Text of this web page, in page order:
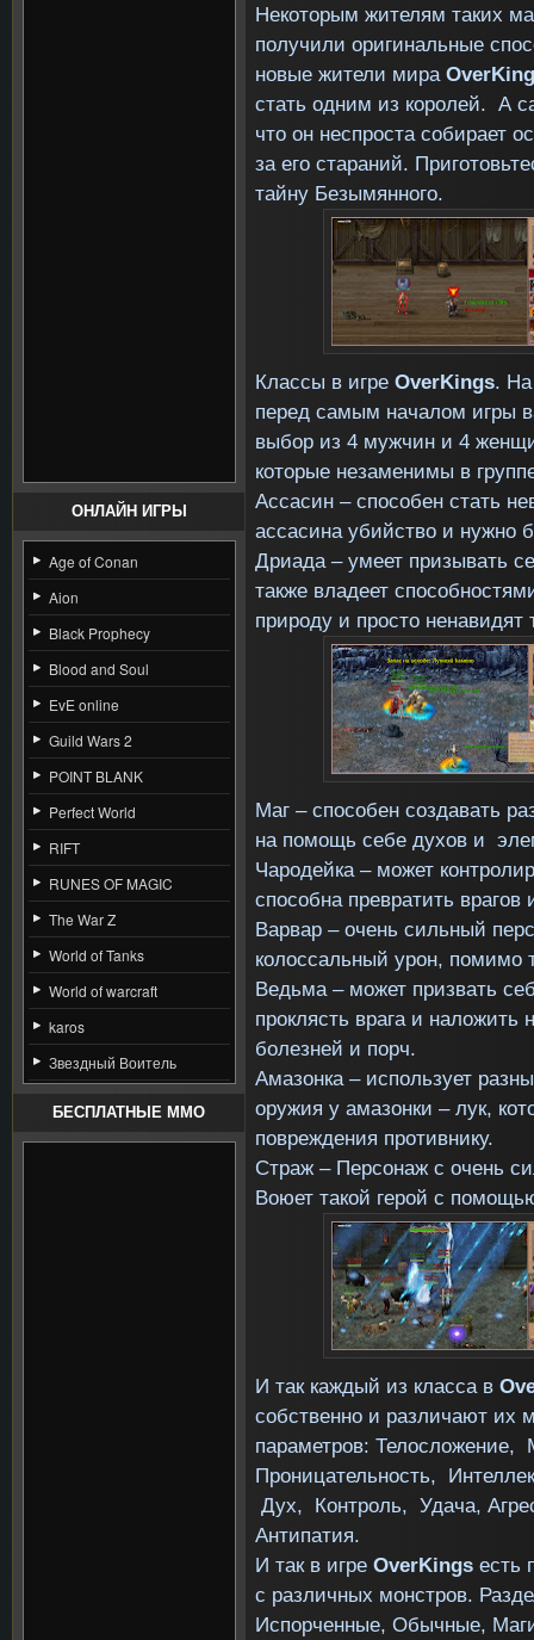
ОНЛАЙН ИГРЫ
Age of Conan
Aion
Black Prophecy
Blood and Soul
EvE online
Guild Wars 2
POINT BLANK
Perfect World
RIFT
RUNES OF MAGIC
The War Z
World of Tanks
World of warcraft
karos
Звездный Воитель
БЕСПЛАТНЫЕ MMO
Некоторым жителям таких
получили оригинальные
новые жители мира
стать одним из королей. А
что он неспроста собирает
за его стараний.
тайну Безымянного.
Классы в игре OverKings.
перед самым началом игры
выбор из 4 мужчин и 4
которые незаменимы в
Ассасин – способен стать
ассасина убийство и нужно
Дриада – умеет призывать
также владеет
природу и просто
Маг – способен создавать
на помощь себе духов и
Чародейка – может
способна превратить
Варвар – очень сильный
колоссальный урон, помимо
Ведьма – может призвать
проклясть врага и наложить
болезней и порч.
Амазонка – использует
оружия у амазонки – лук,
повреждения противнику.
Страж – Персонаж с очень
Воюет такой герой с
И так каждый из класса в
собственно и различают их
параметров: Телосложение,
Проницательность,
Дух, Контроль, Удача,
Антипатия.
И так в игре OverKings есть
с различных монстров.
Испорченные, Обычные,